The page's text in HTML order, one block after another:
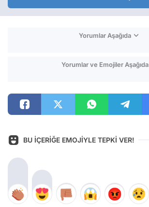
Yorumlar Aşağıda
Yorumlar ve Emojiler Aşağıda
BU İÇERİĞE EMOJİYLE TEPKİ VER!